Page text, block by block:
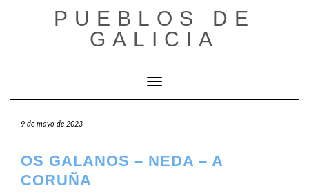
PUEBLOS DE
GALICIA
Cambiar modo de navegación
9 de mayo de 2023
OS GALANOS – NEDA – A
CORUÑA